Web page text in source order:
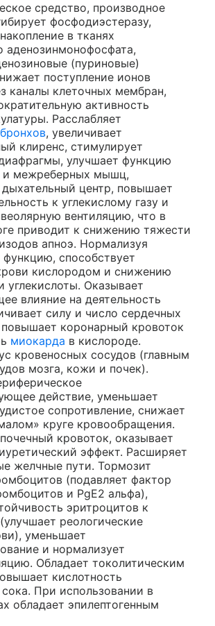
средство, производное
фосфодиэстеразу,
в тканях
аденозинмонофосфата,
(пуриновые)
поступление ионов
каналы клеточных мембран,
активность
Расслабляет
бронхов, увеличивает
клиренс, стимулирует
улучшает функцию
и межреберных мышц,
центр, повышает
к углекислому газу и
вентиляцию, что в
приводит к снижению тяжести
апноэ. Нормализуя
способствует
кислородом и снижению
углекислоты. Оказывает
влияние на деятельность
силу и число сердечных
коронарный кровоток
миокарда в кислороде.
кровеносных сосудов (главным
мозга, кожи и почек).
действие, уменьшает
сопротивление, снижает
круге кровообращения.
кровоток, оказывает
эффект. Расширяет
желчные пути. Тормозит
(подавляет фактор
и PgE2 альфа),
эритроцитов к
реологические
уменьшает
и нормализует
Обладает токолитическим
кислотность
При использовании в
обладает эпилептогенным